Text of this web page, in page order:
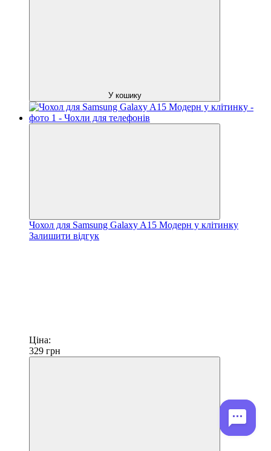
У кошику
Чохол для Samsung Galaxy A15 Модерн у клітинку
Залишити відгук
Ціна:
329 грн